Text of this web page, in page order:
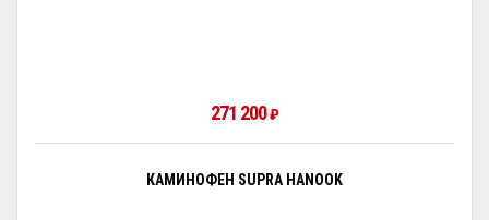
271 200₽
КАМИНОФЕН SUPRA HANOOK